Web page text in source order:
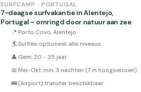
SURFCAMP · PORTUGAL
7-daagse surfvakantie in Alentejo,
Portugal – omringd door natuur aan zee
📍 Porto Covo, Alentejo
🏄Surfles optioneel, alle niveaus
👤 Gem. 20 - 35 jaar
📅 Mei-Okt: min. 3 nachten (7 in hoogseizoen)
🚌(Airport) transfer beschikbaar